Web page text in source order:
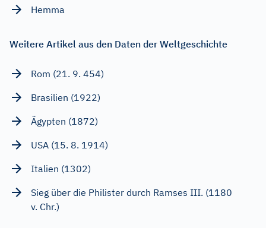
Hemma
Weitere Artikel aus den Daten der Weltgeschichte
Rom (21. 9. 454)
Brasilien (1922)
Ägypten (1872)
USA (15. 8. 1914)
Italien (1302)
Sieg über die Philister durch Ramses III. (1180
v. Chr.)